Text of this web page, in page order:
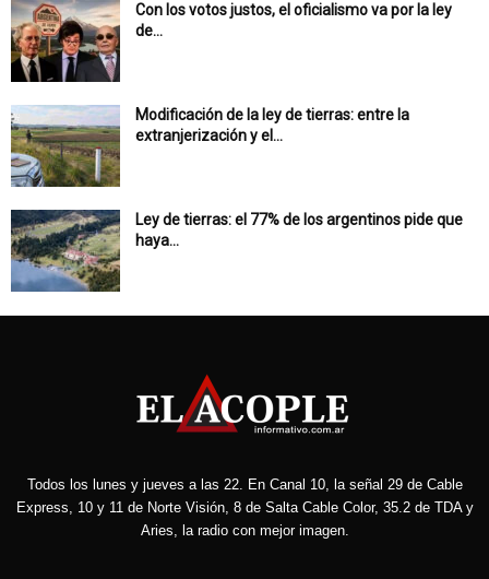
Con los votos justos, el oficialismo va por la ley
de...
Modificación de la ley de tierras: entre la
extranjerización y el...
Ley de tierras: el 77% de los argentinos pide que
haya...
Todos los lunes y jueves a las 22. En Canal 10, la señal 29 de Cable
Express, 10 y 11 de Norte Visión, 8 de Salta Cable Color, 35.2 de TDA y
Aries, la radio con mejor imagen.